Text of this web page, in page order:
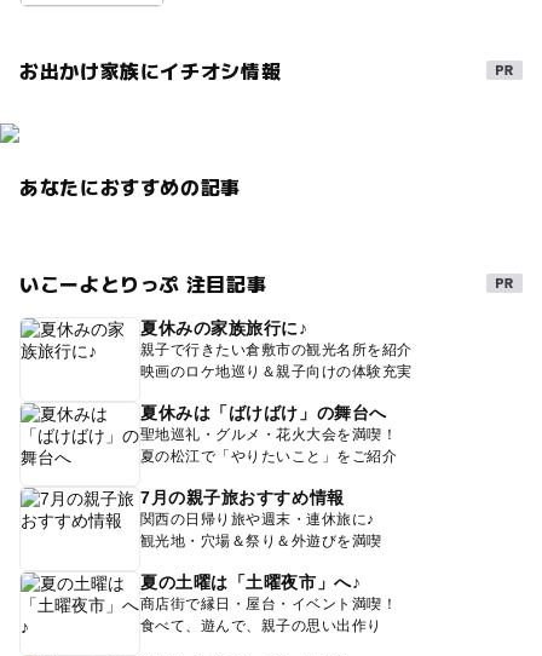
お出かけ家族にイチオシ情報
あなたにおすすめの記事
いこーよとりっぷ 注目記事
夏休みの家族旅行に♪
親子で行きたい倉敷市の観光名所を紹介
映画のロケ地巡り＆親子向けの体験充実
夏休みは「ばけばけ」の舞台へ
聖地巡礼・グルメ・花火大会を満喫！
夏の松江で「やりたいこと」をご紹介
7月の親子旅おすすめ情報
関西の日帰り旅や週末・連休旅に♪
観光地・穴場＆祭り＆外遊びを満喫
夏の土曜は「土曜夜市」へ♪
商店街で縁日・屋台・イベント満喫！
食べて、遊んで、親子の思い出作り